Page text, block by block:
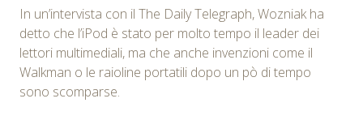
In un’intervista con il The Daily Telegraph, Wozniak ha
detto che l’iPod è stato per molto tempo il leader dei
lettori multimediali, ma che anche invenzioni come il
Walkman o le raioline portatili dopo un pò di tempo
sono scomparse.